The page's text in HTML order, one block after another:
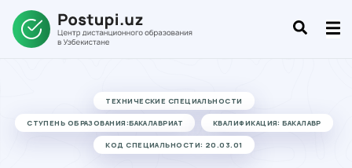
ТЕХНИЧЕСКИЕ СПЕЦИАЛЬНОСТИ
СТУПЕНЬ ОБРАЗОВАНИЯ:БАКАЛАВРИАТ КВАЛИФИКАЦИЯ: БАКАЛАВР
КОД СПЕЦИАЛЬНОСТИ: 20.03.01